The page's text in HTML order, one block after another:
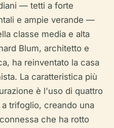
— tetti a forte
e ampie verande —
classe media e alta
Blum, architetto e
ha reinventato la casa
La caratteristica più
è l'uso di quattro
trifoglio, creando una
che ha rotto